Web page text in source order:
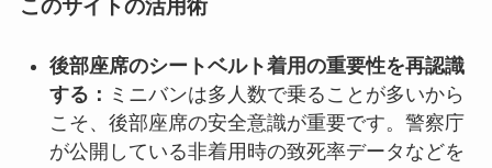
このサイトの活用術
後部座席のシートベルト着用の重要性を再認識
する： ミニバンは多人数で乗ることが多いから
こそ、後部座席の安全意識が重要です。警察庁
が公開している非着用時の致死率データなどを